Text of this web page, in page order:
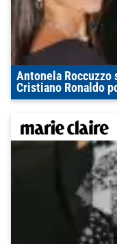
Antonela Roccuzzo
Cristiano Ronaldo